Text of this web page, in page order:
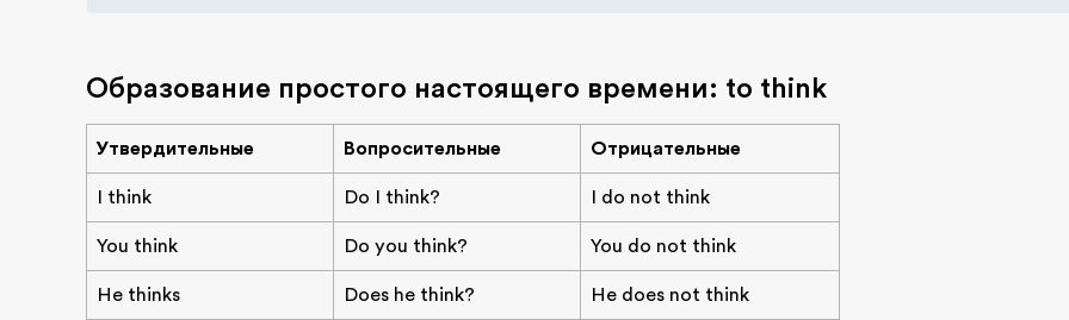
Образование простого настоящего времени: to think
Утвердительные Вопросительные Отрицательные
I think Do I think? I do not think
You think Do you think? You do not think
He thinks Does he think? He does not think